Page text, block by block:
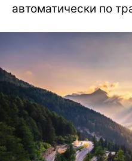
автоматически по